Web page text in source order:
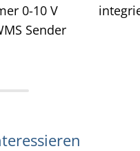
0-10 V
Sender